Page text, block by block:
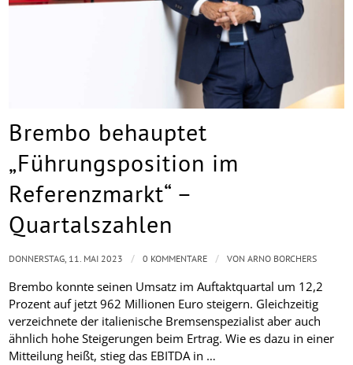
Brembo behauptet
„Führungsposition im
Referenzmarkt“ –
Quartalszahlen
Brembo konnte seinen Umsatz im Auftaktquartal um 12,2
Prozent auf jetzt 962 Millionen Euro steigern. Gleichzeitig
verzeichnete der italienische Bremsenspezialist aber auch
ähnlich hohe Steigerungen beim Ertrag. Wie es dazu in einer
Mitteilung heißt, stieg das EBITDA in …
DONNERSTAG, 11. MAI 2023 / 0 KOMMENTARE / VONARNO BORCHERS